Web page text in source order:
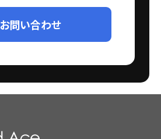
お問い合わせ